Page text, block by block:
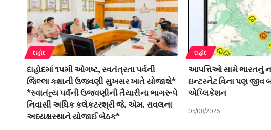
દાહોદ
દાહોદમાં ૧૫મી ઓગષ્ટ, સ્વતંત્રતા પર્વની
જિલ્લા કક્ષાની ઉજવણી સુખસર ખાતે યોજાશે*
*સ્વાતંત્ર્ય પર્વની ઉજવણીની તૈયારીના ભાગરૂપે
નિવાસી અધિક કલેકટરશ્રી જે. એમ. રાવલના
અધ્યક્ષસ્થાને યોજાઈ બેઠક*
દાહોદ
આપત્તિઓ સામે ભારતનું
ઇન્ટરનેટ વિના પણ જીવ
એપ્લિકેશન
05/08/2026